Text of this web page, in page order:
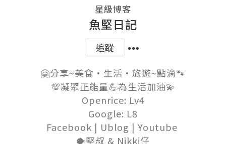
星級博客
魚堅日記
追蹤
🤗分享~美食•生活•旅遊~點滴🐾
💯凝聚正能量💪為生活加油💫
Openrice: Lv4
Google: L8
Facebook | Ublog | Youtube
🐡堅叔 & Nikki仔